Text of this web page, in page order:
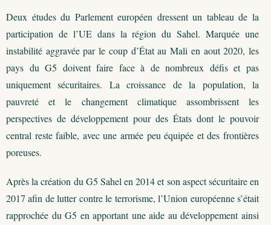
Deux études du Parlement européen dressent un tableau de la
participation de l’UE dans la région du Sahel. Marquée une
instabilité aggravée par le coup d’État au Mali en aout 2020, les
pays du G5 doivent faire face à de nombreux défis et pas
uniquement sécuritaires. La croissance de la population, la
pauvreté et le changement climatique assombrissent les
perspectives de développement pour des États dont le pouvoir
central reste faible, avec une armée peu équipée et des frontières
poreuses.
Après la création du G5 Sahel en 2014 et son aspect sécuritaire en
2017 afin de lutter contre le terrorisme, l’Union européenne s’était
rapprochée du G5 en apportant une aide au développement ainsi